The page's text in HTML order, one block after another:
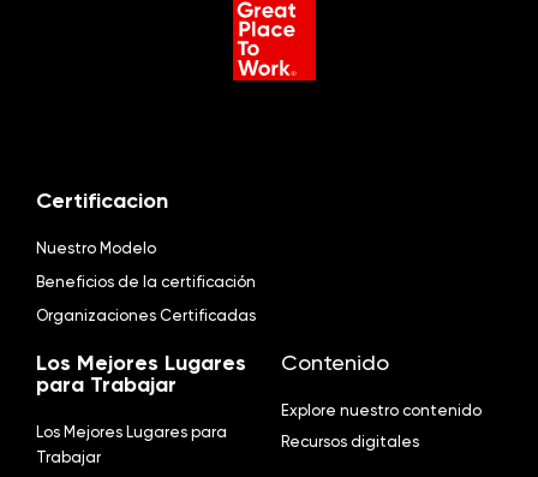
Certificacion
Nuestro Modelo
Beneficios de la certificación
Organizaciones Certificadas
Los Mejores Lugares
para Trabajar
Los Mejores Lugares para
Trabajar
Contenido
Explore nuestro contenido
Recursos digitales